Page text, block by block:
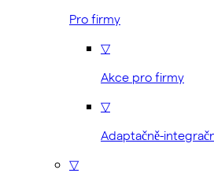
Pro firmy
▽
Akce pro firmy
▽
Adaptačně-
▽